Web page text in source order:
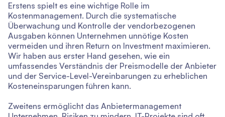
Erstens spielt es eine wichtige Rolle im
Kostenmanagement. Durch die systematische
Überwachung und Kontrolle der vendorbezogenen
Ausgaben können Unternehmen unnötige Kosten
vermeiden und ihren Return on Investment maximieren.
Wir haben aus erster Hand gesehen, wie ein
umfassendes Verständnis der Preismodelle der Anbieter
und der Service-Level-Vereinbarungen zu erheblichen
Kosteneinsparungen führen kann.
Zweitens ermöglicht das Anbietermanagement